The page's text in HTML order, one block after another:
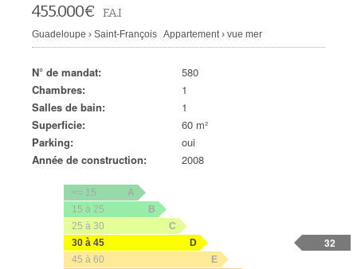
455.000€ F.A.I
Guadeloupe › Saint-François Appartement› vue mer
N° de mandat:
580
Chambres:
1
Salles de bain:
1
Superficie:
60 m²
Parking:
oui
Année de construction:
2008
32
<= 15
A
15 à 25
B
25 à 30
C
30 à 45
D
45 à 60
E